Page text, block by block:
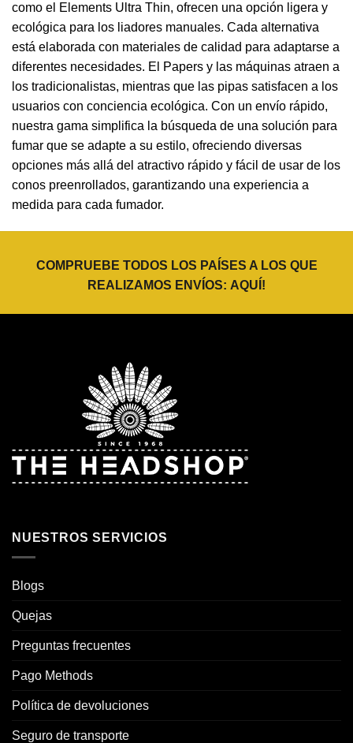
como el Elements Ultra Thin, ofrecen una opción ligera y
ecológica para los liadores manuales. Cada alternativa
está elaborada con materiales de calidad para adaptarse a
diferentes necesidades. El Papers y las máquinas atraen a
los tradicionalistas, mientras que las pipas satisfacen a los
usuarios con conciencia ecológica. Con un envío rápido,
nuestra gama simplifica la búsqueda de una solución para
fumar que se adapte a su estilo, ofreciendo diversas
opciones más allá del atractivo rápido y fácil de usar de los
conos preenrollados, garantizando una experiencia a
medida para cada fumador.
COMPRUEBE TODOS LOS PAÍSES A LOS QUE
REALIZAMOS ENVÍOS: AQUÍ !
NUESTROS SERVICIOS
Blogs
Quejas
Preguntas frecuentes
Pago Methods
Política de devoluciones
Seguro de transporte